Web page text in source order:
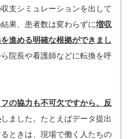
支シミュレーションを出して
果、患者数は変わらずに増収
進める明確な根拠ができまし
院長や看護師などに転換を呼
の協力も不可欠ですから、反
しました。たとえばデータ提出
ときは、現場で働く人たちの